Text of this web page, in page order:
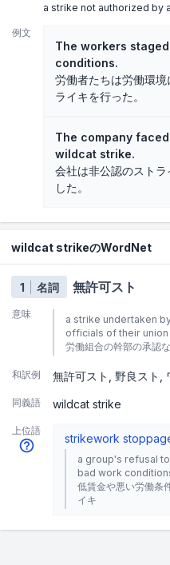
a strike not authorized by
例文
The workers
conditions.
労働者たちは労働環
ライキを行った。
The company
wildcat strike.
会社は非公認のスト
した。
wildcat strikeのWordNet
1 名詞 無許可スト
意味
a strike undertaken
officials of their union
労働組合の幹部の承認
和訳例 無許可スト 野良スト
同義語 wildcat strike
上位語
strikework
a group's refusal
bad work
低賃金や悪い労働条
イキ